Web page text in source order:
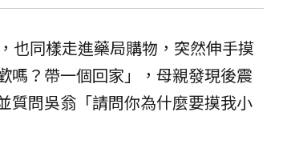
也同樣走進藥局購物，突然伸手摸
嗎？帶一個回家」，母親發現後震
質問吳翁「請問你為什麼要摸我小